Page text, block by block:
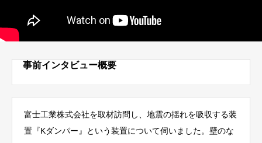
事前インタビュー概要
富士工業株式会社を取材訪問し、地震の揺れを吸収する装
置『Kダンパー』という装置について伺いました。壁のな